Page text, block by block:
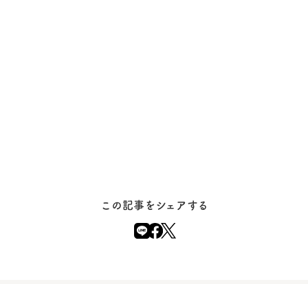
この記事をシェアする